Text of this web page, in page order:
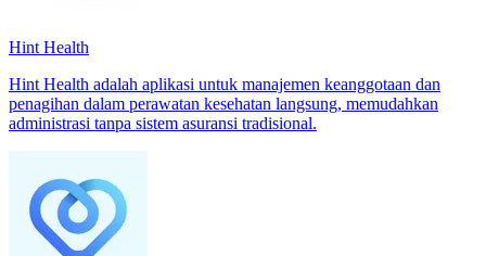
Hint Health
Hint Health adalah aplikasi untuk manajemen keanggotaan dan
penagihan dalam perawatan kesehatan langsung, memudahkan
administrasi tanpa sistem asuransi tradisional.